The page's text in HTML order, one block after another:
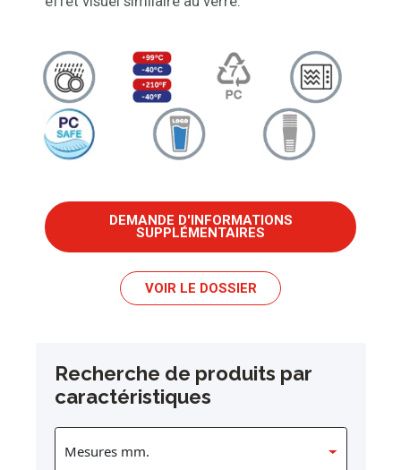
DEMANDE D'INFORMATIONS
SUPPLÉMENTAIRES
VOIR LE DOSSIER
Recherche de produits par
caractéristiques